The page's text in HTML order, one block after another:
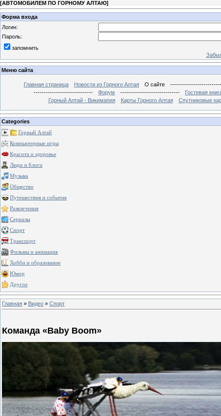
[АВТОМОБИЛЕМ ПО ГОРНОМУ АЛТАЮ]
Форма входа
Логин:
Пароль:
запомнить
Меню сайта
Главная страница Новости из Горного Алтая О сайте
------------------------------
Форум ------------------------------
Гостевая
Горный Алтай - Викимапия
Карты Горного Алтая Спутниковые
Categories
Горный Алтай
Компьютерные игры
Красота и здоровье
Люди и блоги
Музыка
Общество
Путешествия и события
Развлечения
Сериалы
Спорт
Транспорт
Фильмы и анимация
Хобби и образование
Юмор
Другое
Главная » Видео » Спорт
Команда «Baby Boom»